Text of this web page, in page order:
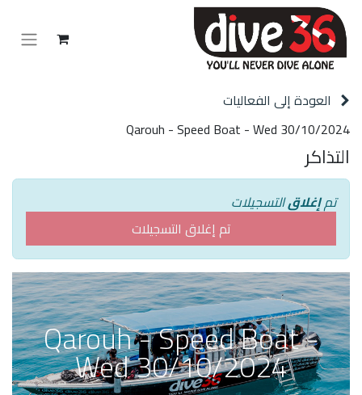
العودة إلى الفعاليات
Qarouh - Speed Boat - Wed 30/10/2024
التذاكر
تمإغلاقالتسجيلات
تم إغلاق التسجيلات
Qarouh - Speed Boat -
Wed 30/10/2024